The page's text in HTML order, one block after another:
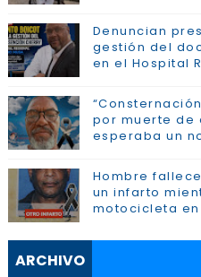
Denuncian
gestión del
en el Hospital
por muerte de
esperaba un
Hombre
un infarto
motocicleta en
ARCHIVO